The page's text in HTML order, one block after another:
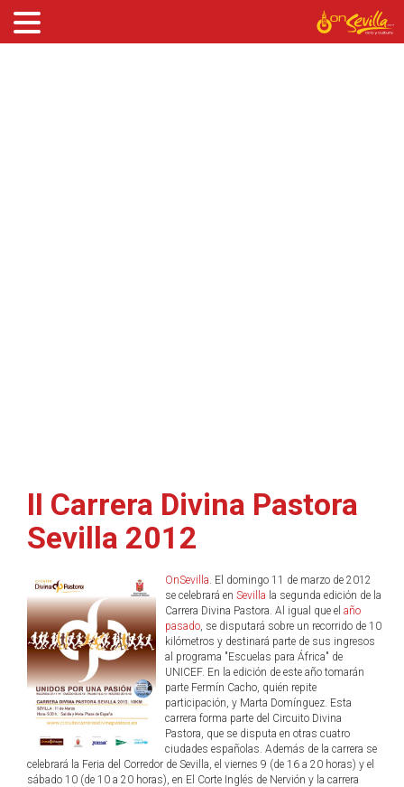
II Carrera Divina Pastora
Sevilla 2012
OnSevilla. El domingo 11 de marzo de 2012
se celebrará en Sevilla la segunda edición de la
Carrera Divina Pastora. Al igual que el año
pasado, se disputará sobre un recorrido de 10
kilómetros y destinará parte de sus ingresos
al programa "Escuelas para África" de
UNICEF. En la edición de este año tomarán
parte Fermín Cacho, quién repite
participación, y Marta Domínguez. Esta
carrera forma parte del Circuito Divina
Pastora, que se disputa en otras cuatro
ciudades españolas. Además de la carrera se
celebrará la Feria del Corredor de Sevilla, el viernes 9 (de 16 a 20 horas) y el
sábado 10 (de 10 a 20 horas), en El Corte Inglés de Nervión y la carrera